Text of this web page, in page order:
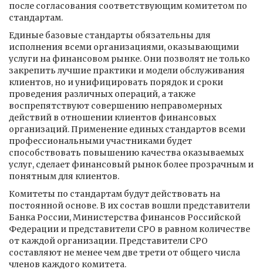
после согласования соответствующим комитетом по
стандартам.
Единые базовые стандарты обязательны для
исполнения всеми организациями, оказывающими
услуги на финансовом рынке. Они позволят не только
закрепить лучшие практики и модели обслуживания
клиентов, но и унифицировать порядок и сроки
проведения различных операций, а также
воспрепятствуют совершению неправомерных
действий в отношении клиентов финансовых
организаций. Применение единых стандартов всеми
профессиональными участниками будет
способствовать повышению качества оказываемых
услуг, сделает финансовый рынок более прозрачным и
понятным для клиентов.
Комитеты по стандартам будут действовать на
постоянной основе. В их состав вошли представители
Банка России, Министерства финансов Российской
Федерации и представители СРО в равном количестве
от каждой организации. Представители СРО
составляют не менее чем две трети от общего числа
членов каждого комитета.